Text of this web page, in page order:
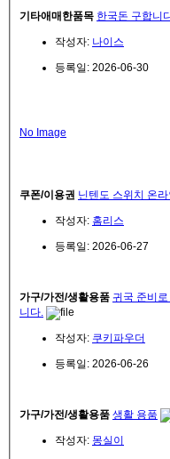
기타애매한품목 한국돈 구합니
작성자: 나이스
등록일: 2026-06-30
No Image
쿠폰/이용권 닌텐도 스위치 온
작성자: 홈리스
등록일: 2026-06-27
가구/가전/생활용품 귀국 준비
니다.
작성자: 쿠키파우더
등록일: 2026-06-26
가구/가전/생활용품 생활 용품
작성자: 몽실이